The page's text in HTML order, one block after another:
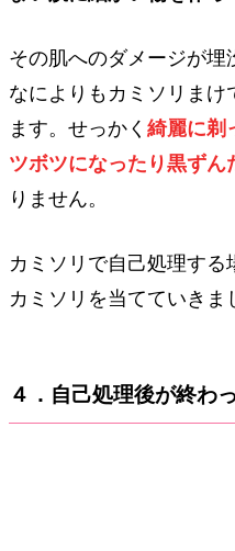
その肌へのダメージが埋
なによりもカミソリま
ます。せっかく 綺麗に剃
ツボツになったり黒ずん
りません。
カミソリで自己処理す
カミソリを当てていきま
４．自己処理後が終わ